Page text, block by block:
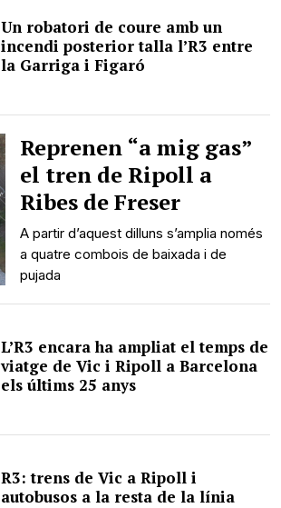
Un robatori de coure amb un
incendi posterior talla l’R3 entre
la Garriga i Figaró
Reprenen “a mig gas”
el tren de Ripoll a
Ribes de Freser
A partir d’aquest dilluns s’amplia només
a quatre combois de baixada i de
pujada
L’R3 encara ha ampliat el temps de
viatge de Vic i Ripoll a Barcelona
els últims 25 anys
R3: trens de Vic a Ripoll i
autobusos a la resta de la línia